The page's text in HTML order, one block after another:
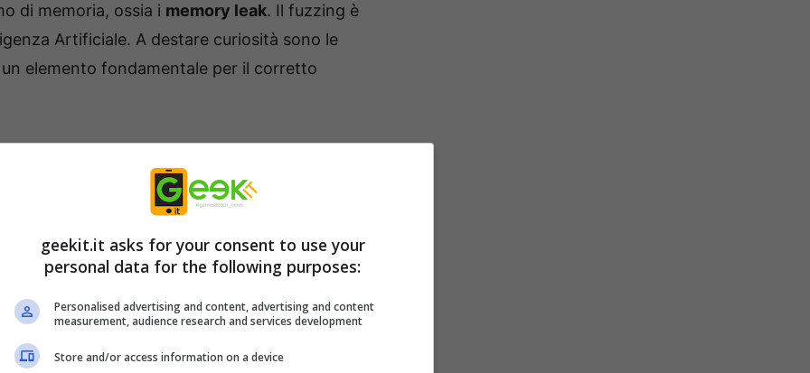
di memoria, ossia i memory leak. Il fuzzing è
Artificiale. A destare curiosità sono le
un elemento fondamentale per il corretto
scovate da Google
Artificiale
da Google, catalogata comeCVE-
4.3, secondo il sistema CVSS. Una falla che
fuori dai limiti. Questa problematica,
applicazioni, oppure, nei casi più
remota di codice dannoso.
geekit.it asks for your consent to use your
personal data for the following purposes:
Personalised advertising and content, advertising and content
measurement, audience research and services development
Store and/or access information on a device